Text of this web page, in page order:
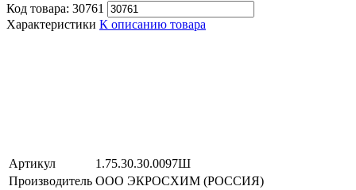
Код товара: 30761
Характеристики К описанию товара
Артикул
1.75.30.30.0097Ш
Производитель ООО ЭКРОСХИМ (РОССИЯ)